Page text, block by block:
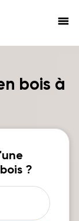
menu
bois à
?